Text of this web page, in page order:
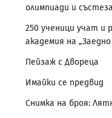
олимпиади и
250 ученици учат и
академия на „Заедно
Пейзаж с Двореца
Имайки се предвид
Снимка на броя: